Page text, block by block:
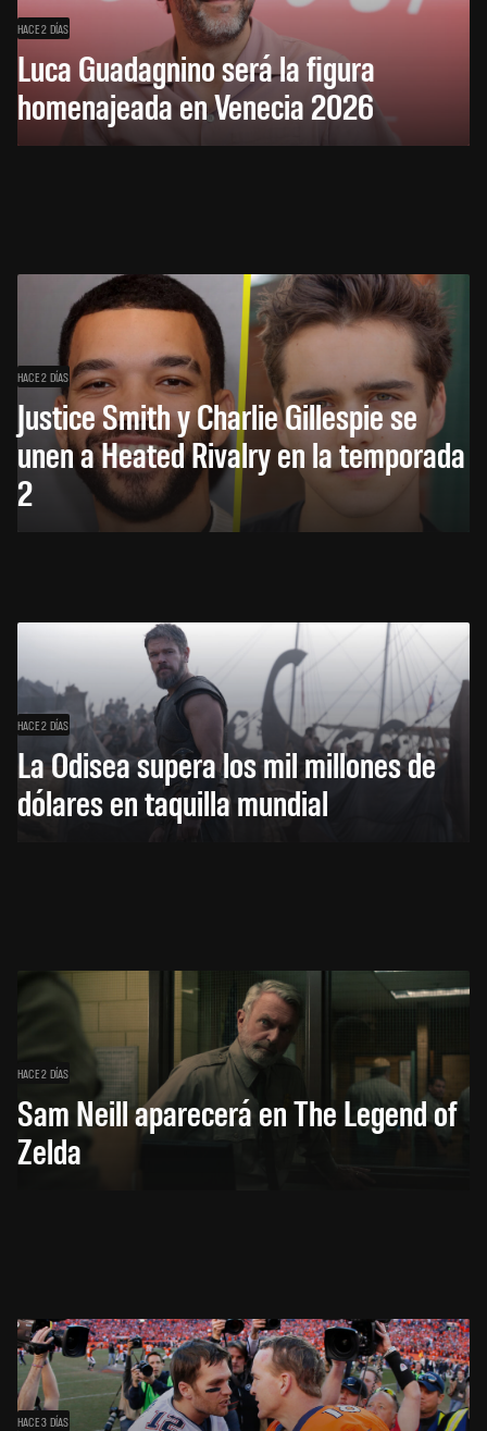
HACE 2 DÍAS
Luca Guadagnino será la figura
homenajeada en Venecia 2026
HACE 2 DÍAS
Justice Smith y Charlie Gillespie se
unen a Heated Rivalry en la temporada
2
HACE 2 DÍAS
La Odisea supera los mil millones de
dólares en taquilla mundial
HACE 2 DÍAS
Sam Neill aparecerá en The Legend of
Zelda
HACE 3 DÍAS